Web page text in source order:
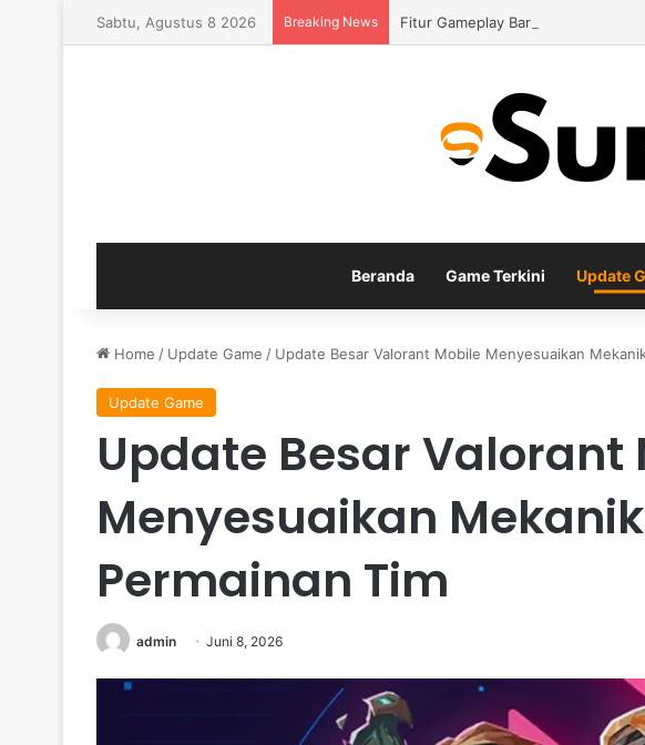
Sabtu, Agustus 8 2026 Breaking News Fitur Gameplay Baru EA Sports FC
Beranda Game Terkini Update
Home / Update Game / Update Besar Valorant Mobile Menyesuaikan
Update Game
Update Besar Valorant
Menyesuaikan
Permainan Tim
admin Juni 8, 2026